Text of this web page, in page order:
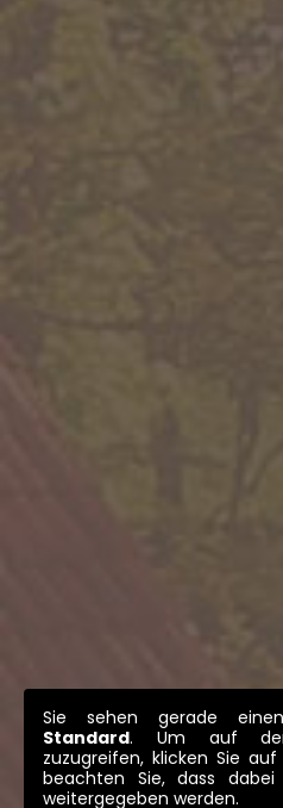
Sie sehen gerade
Standard. Um auf
zuzugreifen, klicken Sie
beachten Sie, dass
weitergegeben werden.